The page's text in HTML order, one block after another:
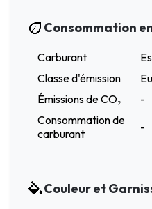
Consommation
Carburant
Classe d'émission
Émissions de CO₂
-
Consommation de
carburant
-
Couleur et